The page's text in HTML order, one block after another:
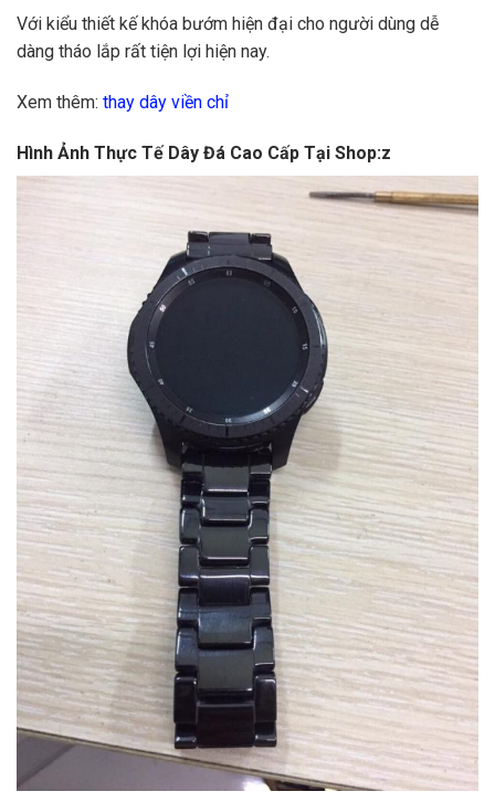
Với kiểu thiết kế khóa bướm hiện đại cho người dùng dễ
dàng tháo lắp rất tiện lợi hiện nay.
Xem thêm: thay dây viền chỉ
Hình Ảnh Thực Tế Dây Đá Cao Cấp Tại Shop:z